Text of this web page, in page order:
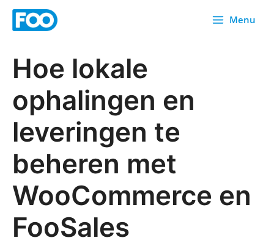
Overslaan
Menu
Hoe lokale
ophalingen en
leveringen te
beheren met
WooCommerce en
FooSales